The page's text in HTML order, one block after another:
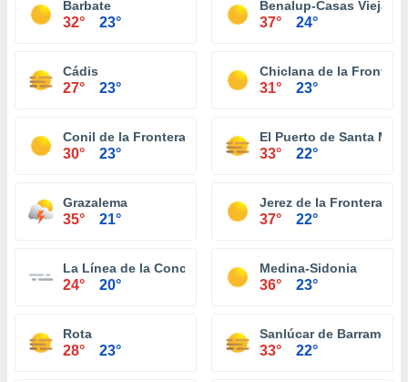
Barbate
32° 23°
Benalup-Casas Viejas
37° 24°
Cádis
27° 23°
Chiclana de la Frontera
31° 23°
Conil de la Frontera
30° 23°
El Puerto de Santa
33° 22°
Grazalema
35° 21°
Jerez de la Frontera
37° 22°
La Línea de la Concepción
24° 20°
Medina-Sidonia
36° 23°
Rota
28° 23°
Sanlúcar de Barrameda
33° 22°